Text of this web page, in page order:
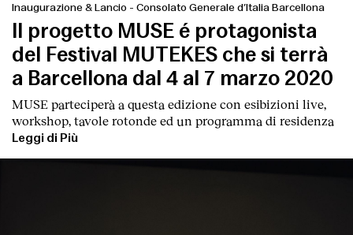
Inaugurazione & Lancio - Consolato Generale d’Italia Barcellona
Il progetto MUSE é protagonista
del Festival MUTEKES che si terrà
a Barcellona dal 4 al 7 marzo 2020
MUSE parteciperà a questa edizione con esibizioni live,
workshop, tavole rotonde ed un programma di residenza
Leggi di Più